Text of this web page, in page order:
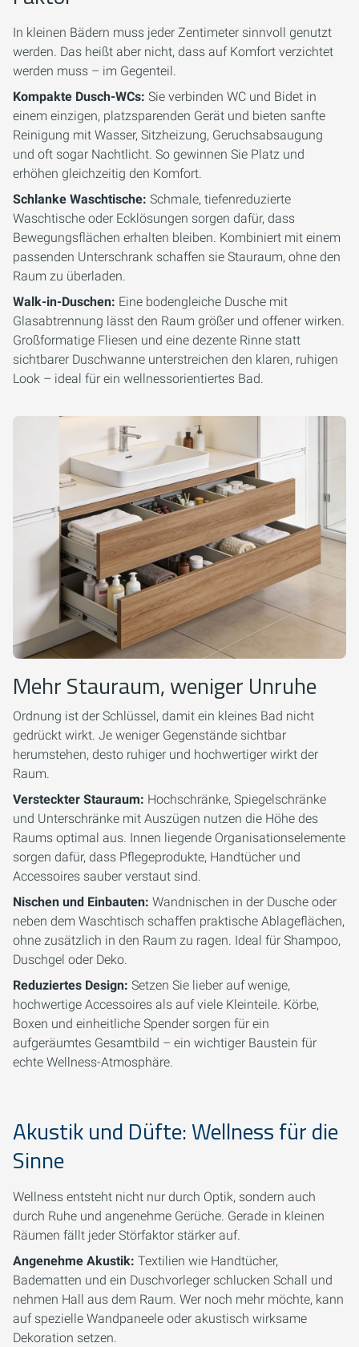
In kleinen Bädern muss jeder Zentimeter sinnvoll genutzt
werden. Das heißt aber nicht, dass auf Komfort verzichtet
werden muss – im Gegenteil.
Kompakte Dusch-WCs: Sie verbinden WC und Bidet in
einem einzigen, platzsparenden Gerät und bieten sanfte
Reinigung mit Wasser, Sitzheizung, Geruchsabsaugung
und oft sogar Nachtlicht. So gewinnen Sie Platz und
erhöhen gleichzeitig den Komfort.
Schlanke Waschtische: Schmale, tiefenreduzierte
Waschtische oder Ecklösungen sorgen dafür, dass
Bewegungsflächen erhalten bleiben. Kombiniert mit einem
passenden Unterschrank schaffen sie Stauraum, ohne den
Raum zu überladen.
Walk-in-Duschen: Eine bodengleiche Dusche mit
Glasabtrennung lässt den Raum größer und offener wirken.
Großformatige Fliesen und eine dezente Rinne statt
sichtbarer Duschwanne unterstreichen den klaren, ruhigen
Look – ideal für ein wellnessorientiertes Bad.
Mehr Stauraum, weniger Unruhe
Ordnung ist der Schlüssel, damit ein kleines Bad nicht
gedrückt wirkt. Je weniger Gegenstände sichtbar
herumstehen, desto ruhiger und hochwertiger wirkt der
Raum.
Versteckter Stauraum: Hochschränke, Spiegelschränke
und Unterschränke mit Auszügen nutzen die Höhe des
Raums optimal aus. Innen liegende Organisationselemente
sorgen dafür, dass Pflegeprodukte, Handtücher und
Accessoires sauber verstaut sind.
Nischen und Einbauten: Wandnischen in der Dusche oder
neben dem Waschtisch schaffen praktische Ablageflächen,
ohne zusätzlich in den Raum zu ragen. Ideal für Shampoo,
Duschgel oder Deko.
Reduziertes Design: Setzen Sie lieber auf wenige,
hochwertige Accessoires als auf viele Kleinteile. Körbe,
Boxen und einheitliche Spender sorgen für ein
aufgeräumtes Gesamtbild – ein wichtiger Baustein für
echte Wellness-Atmosphäre.
Akustik und Düfte: Wellness für die
Sinne
Wellness entsteht nicht nur durch Optik, sondern auch
durch Ruhe und angenehme Gerüche. Gerade in kleinen
Räumen fällt jeder Störfaktor stärker auf.
Angenehme Akustik: Textilien wie Handtücher,
Badematten und ein Duschvorleger schlucken Schall und
nehmen Hall aus dem Raum. Wer noch mehr möchte, kann
auf spezielle Wandpaneele oder akustisch wirksame
Dekoration setzen.